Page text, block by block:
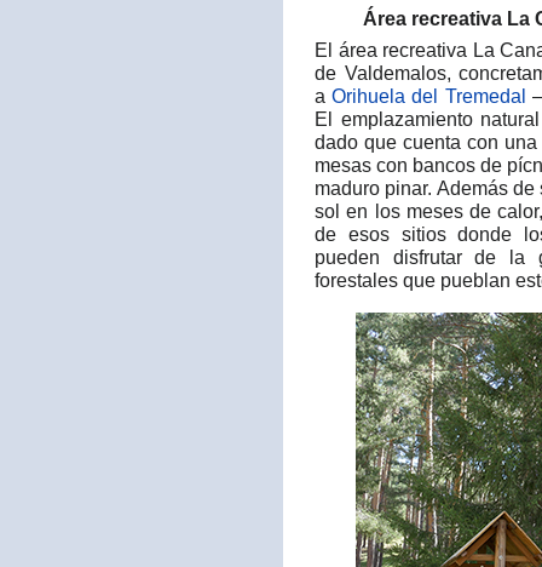
Área recreativa La
El área recreativa La
de Valdemalos,
aOrihuela del Tremedal
El emplazamiento
dado que cuenta con
mesas con bancos de
maduro pinar. Además
sol en los meses de
de esos sitios donde
pueden disfrutar de la
forestales que pueblan